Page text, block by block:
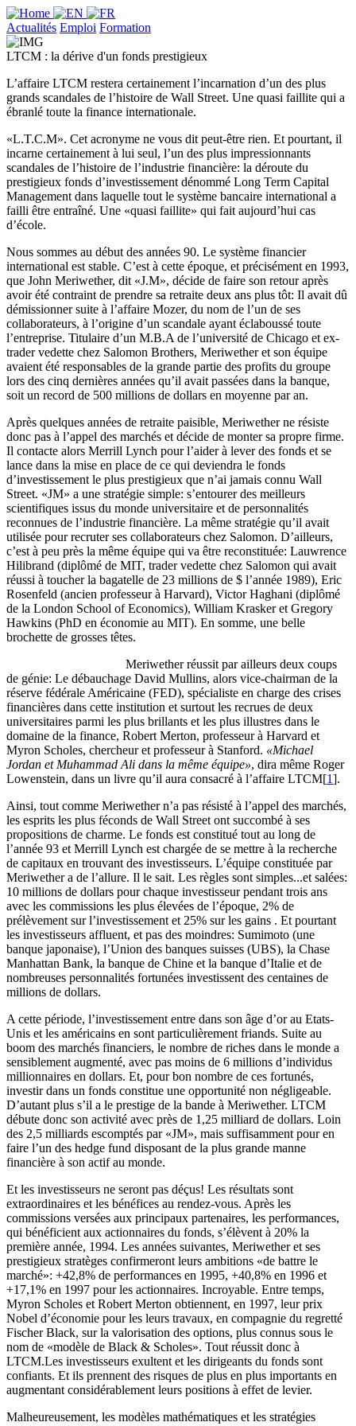
Actualités Emploi Formation
LTCM : la dérive d'un fonds prestigieux
L’affaire LTCM restera certainement l’incarnation d’un des plus
grands scandales de l’histoire de Wall Street. Une quasi faillite qui a
ébranlé toute la finance internationale.
«L.T.C.M». Cet acronyme ne vous dit peut-être rien. Et pourtant, il
incarne certainement à lui seul, l’un des plus impressionnants
scandales de l’histoire de l’industrie financière: la déroute du
prestigieux fonds d’investissement dénommé Long Term Capital
Management dans laquelle tout le système bancaire international a
failli être entraîné. Une «quasi faillite» qui fait aujourd’hui cas
d’école.
Nous sommes au début des années 90. Le système financier
international est stable. C’est à cette époque, et précisément en 1993,
que John Meriwether, dit «J.M», décide de faire son retour après
avoir été contraint de prendre sa retraite deux ans plus tôt: Il avait dû
démissionner suite à l’affaire Mozer, du nom de l’un de ses
collaborateurs, à l’origine d’un scandale ayant éclaboussé toute
l’entreprise. Titulaire d’un M.B.A de l’université de Chicago et ex-
trader vedette chez Salomon Brothers, Meriwether et son équipe
avaient été responsables de la grande partie des profits du groupe
lors des cinq dernières années qu’il avait passées dans la banque,
soit un record de 500 millions de dollars en moyenne par an.
Après quelques années de retraite paisible, Meriwether ne résiste
donc pas à l’appel des marchés et décide de monter sa propre firme.
Il contacte alors Merrill Lynch pour l’aider à lever des fonds et se
lance dans la mise en place de ce qui deviendra le fonds
d’investissement le plus prestigieux que n’ai jamais connu Wall
Street. «JM» a une stratégie simple: s’entourer des meilleurs
scientifiques issus du monde universitaire et de personnalités
reconnues de l’industrie financière. La même stratégie qu’il avait
utilisée pour recruter ses collaborateurs chez Salomon. D’ailleurs,
c’est à peu près la même équipe qui va être reconstituée: Lauwrence
Hilibrand (diplômé de MIT, trader vedette chez Salomon qui avait
réussi à toucher la bagatelle de 23 millions de $ l’année 1989), Eric
Rosenfeld (ancien professeur à Harvard), Victor Haghani (diplômé
de la London School of Economics), William Krasker et Gregory
Hawkins (PhD en économie au MIT). En somme, une belle
brochette de grosses têtes.
Meriwether réussit par ailleurs deux coups
de génie: Le débauchage David Mullins, alors vice-chairman de la
réserve fédérale Américaine (FED), spécialiste en charge des crises
financières dans cette institution et surtout les recrues de deux
universitaires parmi les plus brillants et les plus illustres dans le
domaine de la finance, Robert Merton, professeur à Harvard et
Myron Scholes, chercheur et professeur à Stanford. «Michael
Jordan et Muhammad Ali dans la même équipe», dira même Roger
Lowenstein, dans un livre qu’il aura consacré à l’affaire LTCM[1].
Ainsi, tout comme Meriwether n’a pas résisté à l’appel des marchés,
les esprits les plus féconds de Wall Street ont succombé à ses
propositions de charme. Le fonds est constitué tout au long de
l’année 93 et Merrill Lynch est chargée de se mettre à la recherche
de capitaux en trouvant des investisseurs. L’équipe constituée par
Meriwether a de l’allure. Il le sait. Les règles sont simples...et salées:
10 millions de dollars pour chaque investisseur pendant trois ans
avec les commissions les plus élevées de l’époque, 2% de
prélèvement sur l’investissement et 25% sur les gains . Et pourtant
les investisseurs affluent, et pas des moindres: Sumimoto (une
banque japonaise), l’Union des banques suisses (UBS), la Chase
Manhattan Bank, la banque de Chine et la banque d’Italie et de
nombreuses personnalités fortunées investissent des centaines de
millions de dollars.
A cette période, l’investissement entre dans son âge d’or au Etats-
Unis et les américains en sont particulièrement friands. Suite au
boom des marchés financiers, le nombre de riches dans le monde a
sensiblement augmenté, avec pas moins de 6 millions d’individus
millionnaires en dollars. Et, pour bon nombre de ces fortunés,
investir dans un fonds constitue une opportunité non négligeable.
D’autant plus s’il a le prestige de la bande à Meriwether. LTCM
débute donc son activité avec près de 1,25 milliard de dollars. Loin
des 2,5 milliards escomptés par «JM», mais suffisamment pour en
faire l’un des hedge fund disposant de la plus grande manne
financière à son actif au monde.
Et les investisseurs ne seront pas déçus! Les résultats sont
extraordinaires et les bénéfices au rendez-vous. Après les
commissions versées aux principaux partenaires, les performances,
qui bénéficient aux actionnaires du fonds, s’élèvent à 20% la
première année, 1994. Les années suivantes, Meriwether et ses
prestigieux stratèges confirmeront leurs ambitions «de battre le
marché»: +42,8% de performances en 1995, +40,8% en 1996 et
+17,1% en 1997 pour les actionnaires. Incroyable. Entre temps,
Myron Scholes et Robert Merton obtiennent, en 1997, leur prix
Nobel d’économie pour les leurs travaux, en compagnie du regretté
Fischer Black, sur la valorisation des options, plus connus sous le
nom de «modèle de Black & Scholes». Tout réussit donc à
LTCM.Les investisseurs exultent et les dirigeants du fonds sont
confiants. Et ils prennent des risques de plus en plus importants en
augmentant considérablement leurs positions à effet de levier.
Malheureusement, les modèles mathématiques et les stratégies